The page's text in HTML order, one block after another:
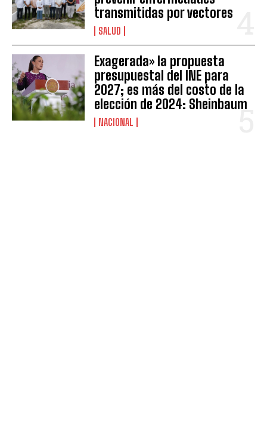
transmitidas por vectores
SALUD
Exagerada» la propuesta
presupuestal del INE para
2027; es más del costo de la
elección de 2024: Sheinbaum
NACIONAL